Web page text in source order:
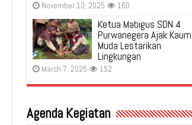
November 10, 2025 160
Ketua Mabigus SDN 4
Purwanegera Ajak Kaum
Muda Lestarikan
Lingkungan
March 7, 2025 152
Agenda Kegiatan